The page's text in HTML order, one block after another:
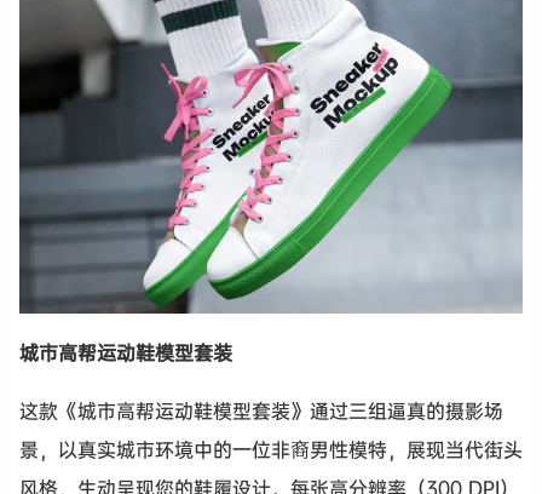
城市高帮运动鞋模型套装
这款《城市高帮运动鞋模型套装》通过三组逼真的摄影场
景，以真实城市环境中的一位非裔男性模特，展现当代街头
风格，生动呈现您的鞋履设计。每张高分辨率（300 DPI）